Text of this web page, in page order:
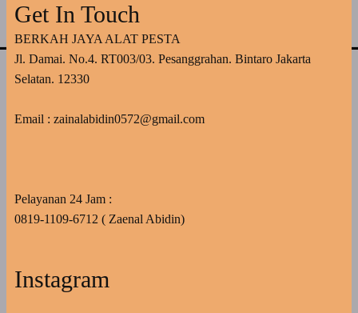
Get In Touch
BERKAH JAYA ALAT PESTA
Jl. Damai. No.4. RT003/03. Pesanggrahan. Bintaro Jakarta
Selatan. 12330
Email : zainalabidin0572@gmail.com
Pelayanan 24 Jam :
0819-1109-6712 ( Zaenal Abidin)
Instagram